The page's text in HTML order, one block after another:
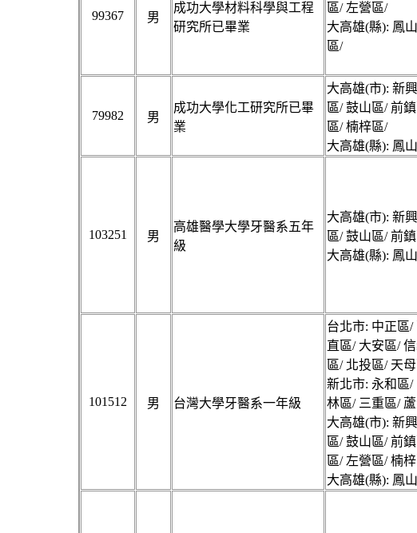
99367 男
成功大學材料科學與工程
研究所已畢業
區/ 左營區/
大高雄(縣): 鳳
區/
79982 男
成功大學化工研究所已畢
業
大高雄(市): 新
區/ 鼓山區/ 前
區/ 楠梓區/
大高雄(縣): 鳳
103251 男
高雄醫學大學牙醫系五年
級
大高雄(市): 新
區/ 鼓山區/ 前
大高雄(縣): 鳳
101512 男 台灣大學牙醫系一年級
台北市: 中正區
直區/ 大安區/
區/ 北投區/ 天
新北市: 永和區/
林區/ 三重區/
大高雄(市): 新
區/ 鼓山區/ 前
區/ 左營區/ 楠
大高雄(縣): 鳳